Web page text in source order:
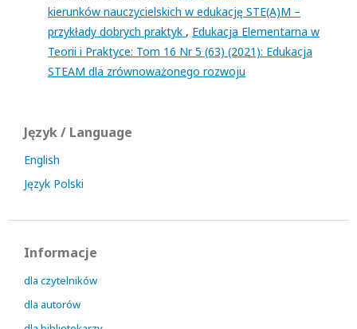
kierunków nauczycielskich w edukację STE(A)M –
przykłady dobrych praktyk , Edukacja Elementarna w
Teorii i Praktyce: Tom 16 Nr 5 (63) (2021): Edukacja
STEAM dla zrównoważonego rozwoju
Język / Language
English
Język Polski
Informacje
dla czytelników
dla autorów